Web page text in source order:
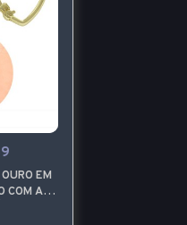
EM
COM A